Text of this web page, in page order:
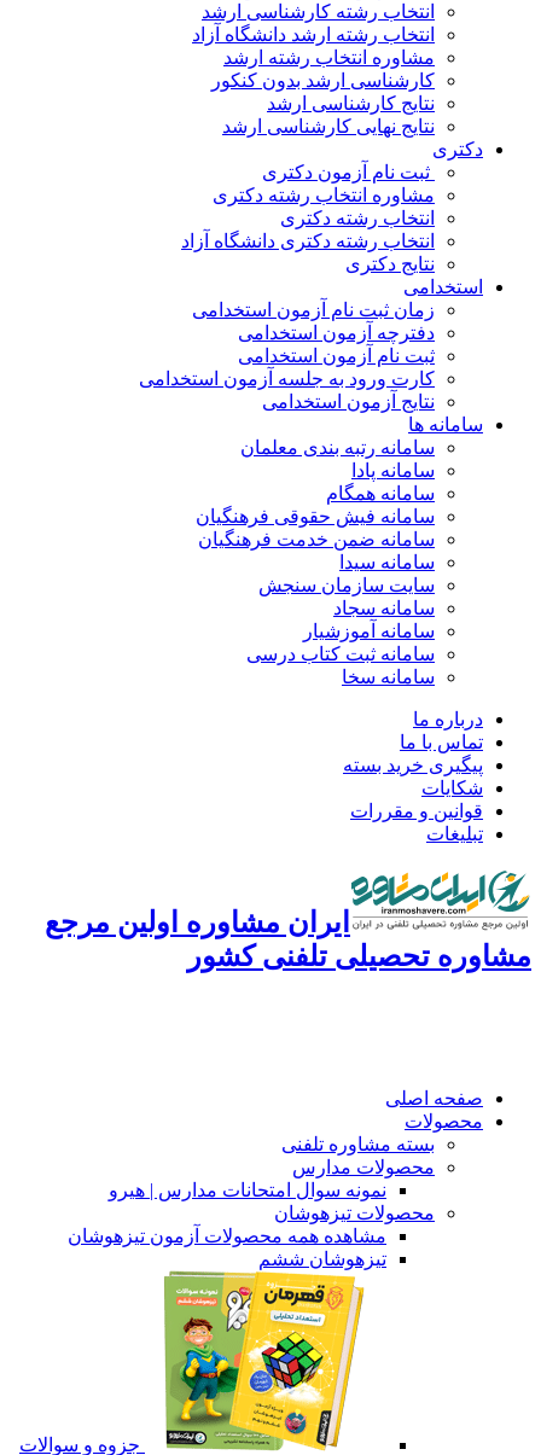
انتخاب رشته کارشناسی ارشد
انتخاب رشته ارشد دانشگاه آزاد
مشاوره انتخاب رشته ارشد
کارشناسی ارشد بدون کنکور
نتایج کارشناسی ارشد
نتایج نهایی کارشناسی ارشد
دکتری
ثبت نام آزمون دکتری
مشاوره انتخاب رشته دکتری
انتخاب رشته دکتری
انتخاب رشته دکتری دانشگاه آزاد
نتایج دکتری
استخدامی
زمان ثبت نام آزمون استخدامی
دفترچه آزمون استخدامی
ثبت نام آزمون استخدامی
کارت ورود به جلسه آزمون استخدامی
نتایج آزمون استخدامی
سامانه ها
سامانه رتبه بندی معلمان
سامانه پادا
سامانه همگام
سامانه فیش حقوقی فرهنگیان
سامانه ضمن خدمت فرهنگیان
سامانه سیدا
سایت سازمان سنجش
سامانه سجاد
سامانه آموزشیار
سامانه ثبت کتاب درسی
سامانه سخا
درباره ما
تماس با ما
پیگیری خرید بسته
شکایات
قوانین و مقررات
تبلیغات
ایران مشاوره اولین مرجع
مشاوره تحصیلی تلفنی کشور
صفحه اصلی
محصولات
بسته مشاوره تلفنی
محصولات مدارس
نمونه سوال امتحانات مدارس | هیرو
محصولات تیزهوشان
مشاهده همه محصولات آزمون تیزهوشان
تیزهوشان ششم
جزوه و سوالات